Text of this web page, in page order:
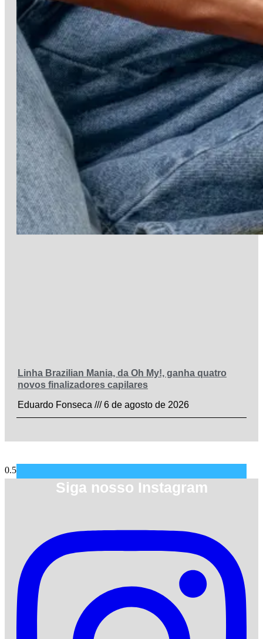
Linha Brazilian Mania, da Oh My!, ganha quatro
novos finalizadores capilares
Eduardo Fonseca
6 de agosto de 2026
Siga nosso Instagram